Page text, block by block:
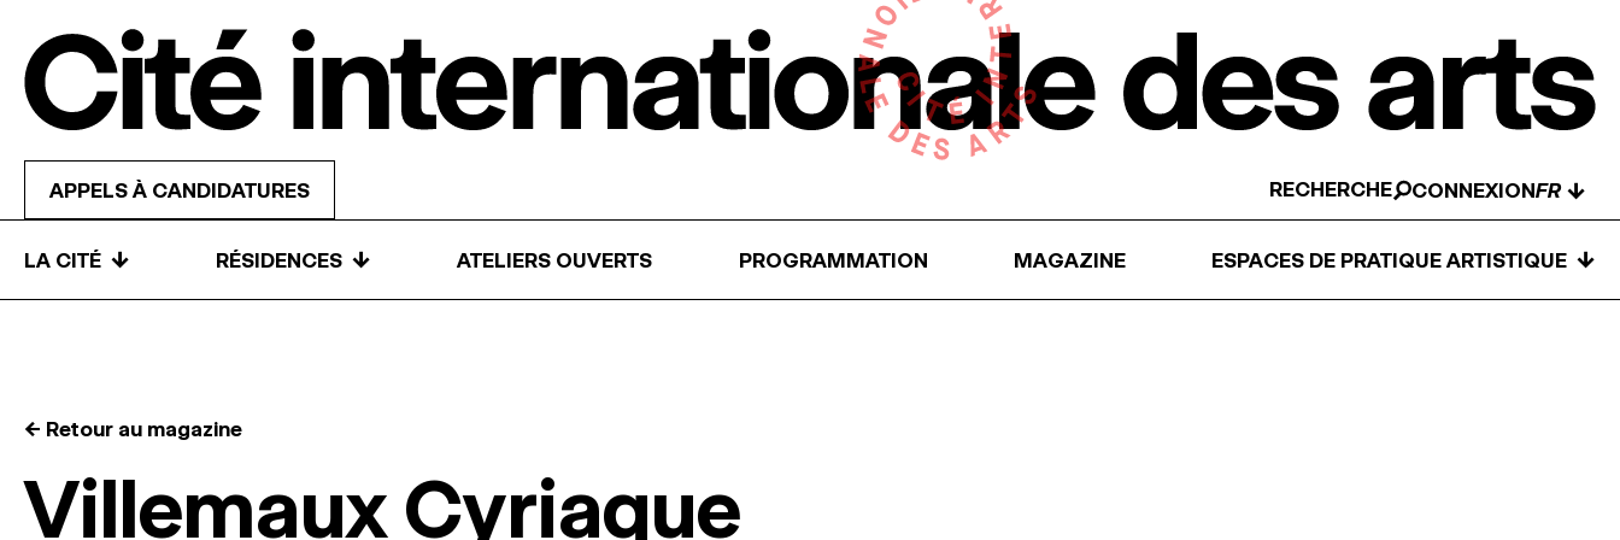
APPELS À CANDIDATURES RECHERCHE CONNEXION ↓
LA CITÉ ↓ RÉSIDENCES ↓ ATELIERS OUVERTS PROGRAMMATION MAGAZINE ESPACES DE PRATIQUE ARTISTIQUE ↓
← Retour au magazine
Villemaux Cyriaque